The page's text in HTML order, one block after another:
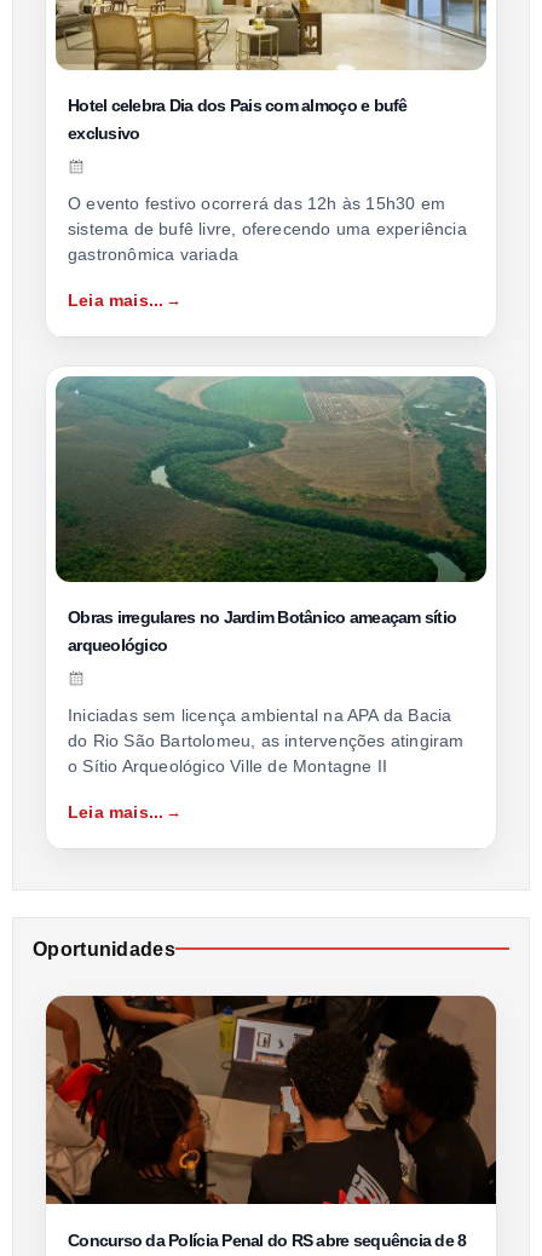
Hotel celebra Dia dos Pais com almoço e bufê
exclusivo
O evento festivo ocorrerá das 12h às 15h30 em
sistema de bufê livre, oferecendo uma experiência
gastronômica variada
Leia mais...
Obras irregulares no Jardim Botânico ameaçam sítio
arqueológico
Iniciadas sem licença ambiental na APA da Bacia
do Rio São Bartolomeu, as intervenções atingiram
o Sítio Arqueológico Ville de Montagne II
Leia mais...
Oportunidades
Concurso da Polícia Penal do RS abre sequência de 8